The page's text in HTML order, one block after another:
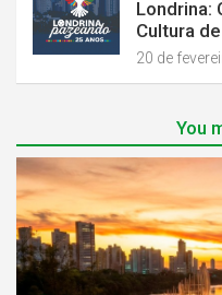
Londrina:
Cultura
20 de
You